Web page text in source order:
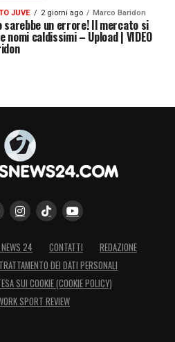
JUVE 2 giorni ago Marco Baridon
sarebbe un errore! Il mercato si
nomi caldissimi – Upload | VIDEO
NEWS 24 CONTATTI
REDAZIONE
DEI DATI PERSONALI
SUI COOKIE (COOKIE POLICY)
SPORT REVIEW